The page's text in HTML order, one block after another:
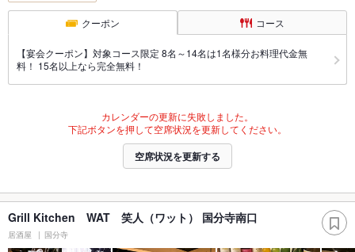
クーポン コース
【宴会クーポン】対象コース限定 8名～14名は1名様分お料理代金無
料！ 15名以上なら完全無料！
カレンダーの更新に失敗しました。
下記ボタンを押して空席状況を更新してください。
空席状況を更新する
Grill Kitchen WAT 笑人（ワット） 国分寺南口
居酒屋 国分寺